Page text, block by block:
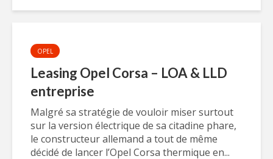
OPEL
Leasing Opel Corsa – LOA & LLD
entreprise
Malgré sa stratégie de vouloir miser surtout
sur la version électrique de sa citadine phare,
le constructeur allemand a tout de même
décidé de lancer l’Opel Corsa thermique en...